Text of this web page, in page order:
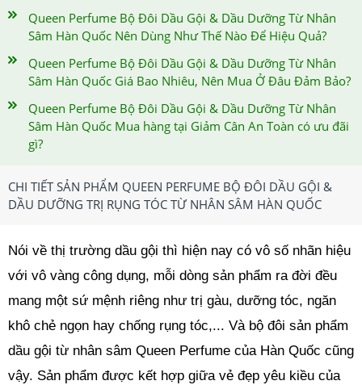
Queen Perfume Bộ Đôi Dầu Gội & Dầu Dưỡng Từ Nhân
Sâm Hàn Quốc Nên Dùng Như Thế Nào Để Hiệu Quả?
Queen Perfume Bộ Đôi Dầu Gội & Dầu Dưỡng Từ Nhân
Sâm Hàn Quốc Giá Bao Nhiêu, Nên Mua Ở Đâu Đảm Bảo?
Queen Perfume Bộ Đôi Dầu Gội & Dầu Dưỡng Từ Nhân
Sâm Hàn Quốc Mua hàng tại Giảm Cân An Toàn có ưu đãi
gì?
CHI TIẾT SẢN PHẨM QUEEN PERFUME BỘ ĐÔI DẦU GỘI &
DẦU DƯỠNG TRỊ RỤNG TÓC TỪ NHÂN SÂM HÀN QUỐC
Nói về thị trường dầu gội thì hiện nay có vô số nhãn hiệu
với vô vàng công dụng, mỗi dòng sản phẩm ra đời đều
mang một sứ mệnh riêng như trị gàu, dưỡng tóc, ngăn
khô chẻ ngọn hay chống rụng tóc,... Và bộ đôi sản phẩm
dầu gội từ nhân sâm Queen Perfume của Hàn Quốc cũng
vậy. Sản phẩm được kết hợp giữa vẻ đẹp yêu kiều của